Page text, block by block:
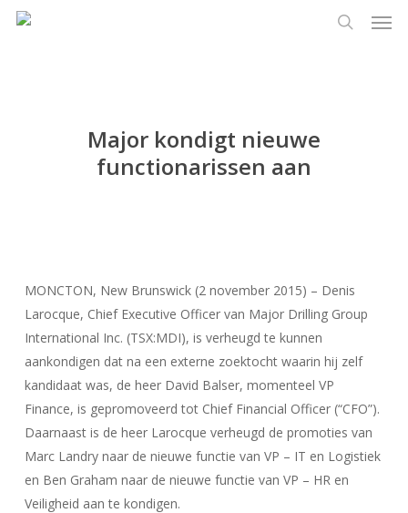
Major kondigt nieuwe
functionarissen aan
MONCTON, New Brunswick (2 november 2015) – Denis
Larocque, Chief Executive Officer van Major Drilling Group
International Inc. (TSX:MDI), is verheugd te kunnen
aankondigen dat na een externe zoektocht waarin hij zelf
kandidaat was, de heer David Balser, momenteel VP
Finance, is gepromoveerd tot Chief Financial Officer (“CFO”).
Daarnaast is de heer Larocque verheugd de promoties van
Marc Landry naar de nieuwe functie van VP – IT en Logistiek
en Ben Graham naar de nieuwe functie van VP – HR en
Veiligheid aan te kondigen.